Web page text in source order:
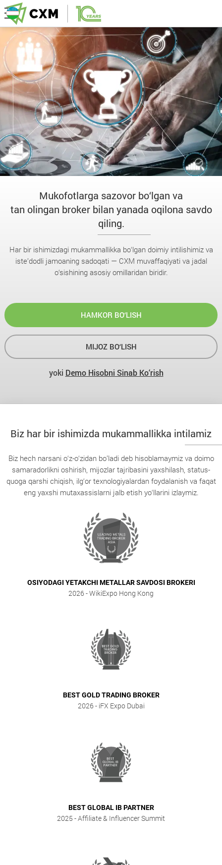
Mukofotlarga sazovor bo‘lgan va
tan olingan broker bilan yanada oqilona savdo
qiling.
Har bir ishimizdagi mukammallikka bo‘lgan doimiy intilishimiz va
iste’dodli jamoaning sadoqati — CXM muvaffaqiyati va jadal
o‘sishining asosiy omillaridan biridir.
HAMKOR BO‘LISH
MIJOZ BO‘LISH
yoki Demo Hisobni Sinab Ko‘rish
Biz har bir ishimizda mukammallikka intilamiz
Biz hech narsani o‘z-o‘zidan bo’ladi deb hisoblamaymiz va doimo
samaradorlikni oshirish, mijozlar tajribasini yaxshilash, status-
quoga qarshi chiqish, ilg‘or texnologiyalardan foydalanish va faqat
eng yaxshi mutaxassislarni jalb etish yo‘llarini izlaymiz.
OSIYODAGI YETAKCHI METALLAR SAVDOSI BROKERI
2026- WikiExpo Hong Kong
BEST GOLD TRADING BROKER
2026- iFX Expo Dubai
BEST GLOBAL IB PARTNER
2025 - Affiliate & Influencer Summit